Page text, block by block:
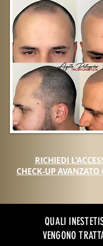
RICHIEDI
CHECK-UP AVANZATO
QUALI
VENGONO